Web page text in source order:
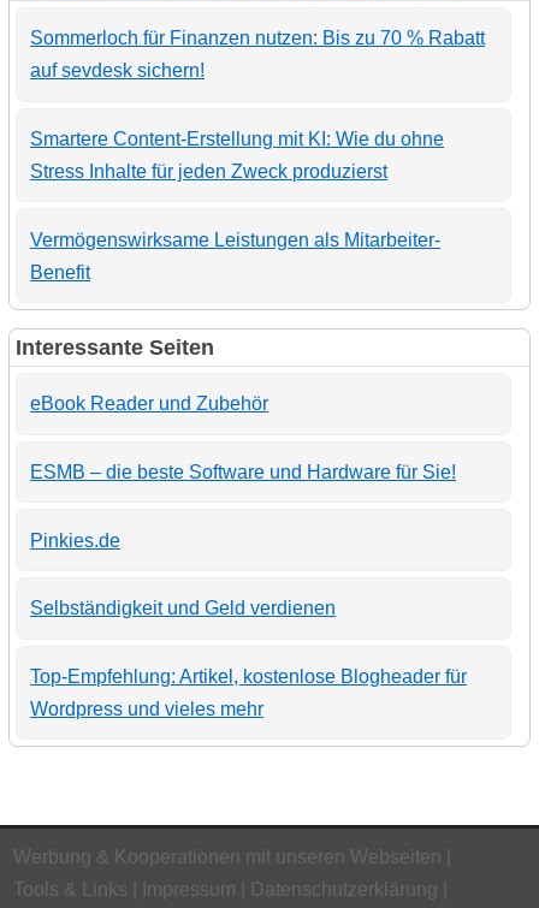
Sommerloch für Finanzen nutzen: Bis zu 70 % Rabatt
auf sevdesk sichern!
Smartere Content-Erstellung mit KI: Wie du ohne
Stress Inhalte für jeden Zweck produzierst
Vermögenswirksame Leistungen als Mitarbeiter-
Benefit
Interessante Seiten
eBook Reader und Zubehör
ESMB – die beste Software und Hardware für Sie!
Pinkies.de
Selbständigkeit und Geld verdienen
Top-Empfehlung: Artikel, kostenlose Blogheader für
Wordpress und vieles mehr
Werbung & Kooperationen mit unseren Webseiten
Tools & Links
Impressum Datenschutzerklärung